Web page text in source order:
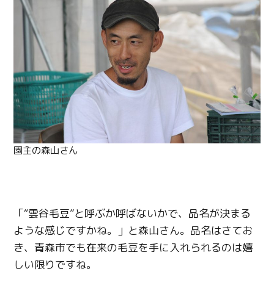
園主の森山さん
「“雲谷毛豆”と呼ぶか呼ばないかで、品名が決まる
ような感じですかね。」と森山さん。品名はさてお
き、青森市でも在来の毛豆を手に入れられるのは嬉
しい限りですね。